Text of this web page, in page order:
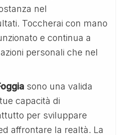
nel
Toccherai con mano
e continua a
personali che nel
sono una valida
capacità di
per sviluppare
affrontare la realtà. La